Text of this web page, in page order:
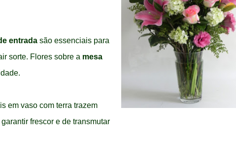
entradasão essenciais para
sorte. Flores sobre a mesa
em vaso com terra trazem
frescor e de transmutar